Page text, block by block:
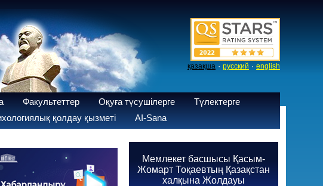
қазақша · русский · english
Факультеттер Оқуға түсушілерге
Түлектерге
қолдау қызметі AI-Sana
Мемлекет басшысы Қасым-
Жомарт Тоқаевтың Қазақстан
халқына Жолдауы